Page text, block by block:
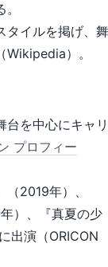
タイルを掲げ、舞
Wikipedia）。
台を中心にキャリ
プロフィー
2019年）、
）、『真夏の少
出演（ORICON